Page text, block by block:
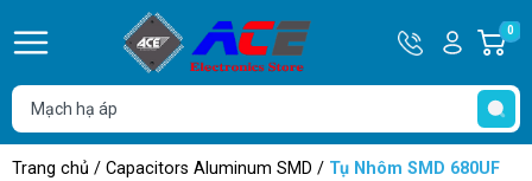
Hotline
0932
762514
Tài
khoản
Hello,
Khách
0
Trang chủ / Capacitors Aluminum SMD / Tụ Nhôm SMD 680UF